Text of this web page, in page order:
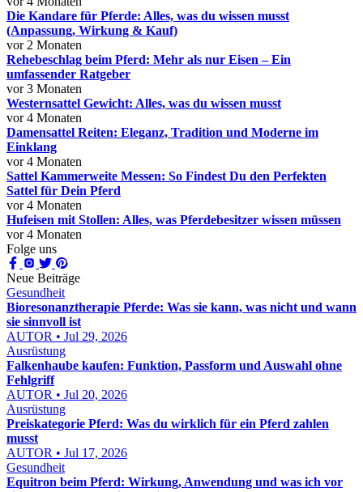
Die Kandare für Pferde: Alles, was du wissen musst
(Anpassung, Wirkung & Kauf)
vor 2 Monaten
Rehebeschlag beim Pferd: Mehr als nur Eisen – Ein
umfassender Ratgeber
vor 3 Monaten
Westernsattel Gewicht: Alles, was du wissen musst
vor 4 Monaten
Damensattel Reiten: Eleganz, Tradition und Moderne im
Einklang
vor 4 Monaten
Sattel Kammerweite Messen: So Findest Du den Perfekten
Sattel für Dein Pferd
vor 4 Monaten
Hufeisen mit Stollen: Alles, was Pferdebesitzer wissen müssen
vor 4 Monaten
Folge uns
Neue Beiträge
Gesundheit
Bioresonanztherapie Pferde: Was sie kann, was nicht und wann
sie sinnvoll ist
AUTOR • Jul 29, 2026
Ausrüstung
Falkenhaube kaufen: Funktion, Passform und Auswahl ohne
Fehlgriff
AUTOR • Jul 20, 2026
Ausrüstung
Preiskategorie Pferd: Was du wirklich für ein Pferd zahlen
musst
AUTOR • Jul 17, 2026
Gesundheit
Equitron beim Pferd: Wirkung, Anwendung und was ich vor